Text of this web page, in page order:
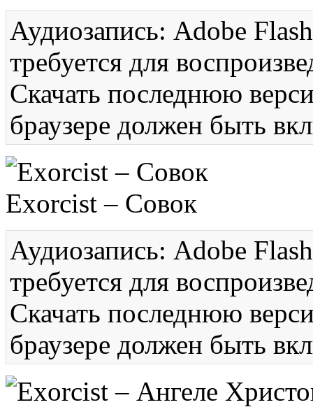
Аудиозапись: Adobe
требуется для
Скачать последнюю
браузере должен быть
Exorcist – Совок
Аудиозапись: Adobe
требуется для
Скачать последнюю
браузере должен быть